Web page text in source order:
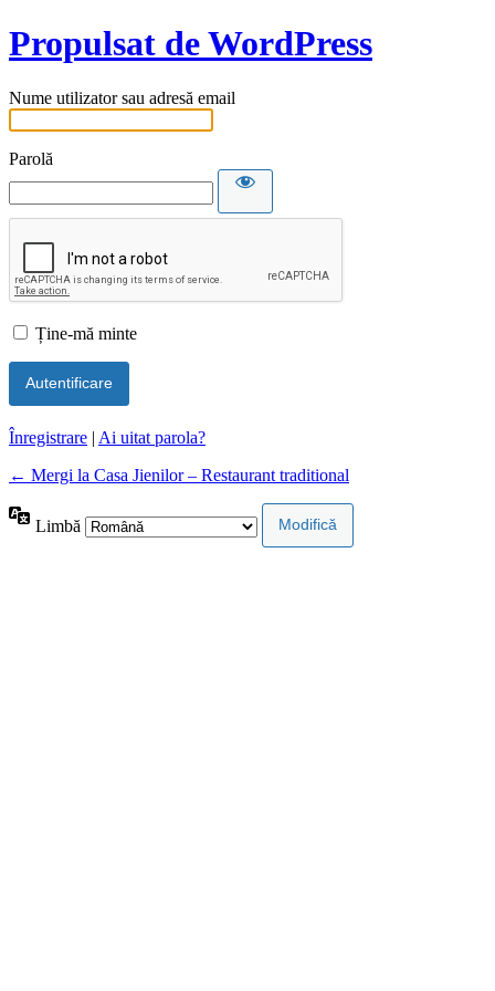
Propulsat de WordPress
Nume utilizator sau adresă email
Parolă
Ține-mă minte
Înregistrare | Ai uitat parola?
← Mergi la Casa Jienilor – Restaurant traditional
Limbă